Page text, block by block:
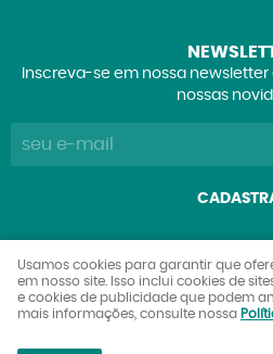
Inscreva-se em nossa
nossas
Explorers Club Comércio de
Ltda
CNPJ:
Usamos cookies para garantir que
em nosso site. Isso inclui cookies de
e cookies de publicidade que podem
mais informações, consulte nossa